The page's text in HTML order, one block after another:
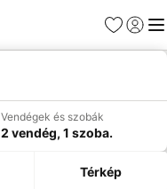
Kedvencek
Vendégek és szobák
2 vendég, 1 szoba.
Térkép